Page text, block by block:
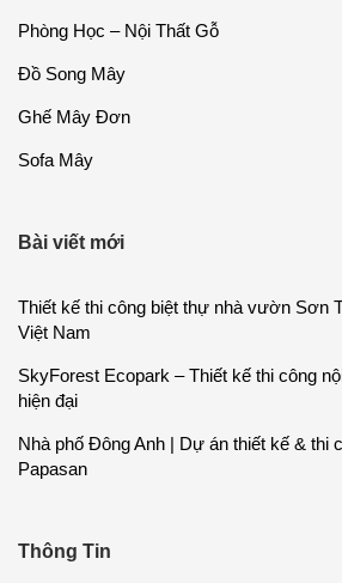
Phòng Học – Nội Thất Gỗ
Đồ Song Mây
Ghế Mây Đơn
Sofa Mây
Bài viết mới
Thiết kế thi công biệt thự nhà vườn Sơn
Việt Nam
SkyForest Ecopark – Thiết kế thi công
hiện đại
Nhà phố Đông Anh | Dự án thiết kế & thi
Papasan
Thông Tin